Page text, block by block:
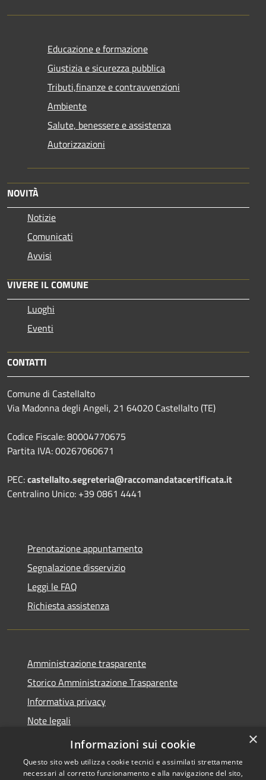
Educazione e formazione
Giustizia e sicurezza pubblica
Tributi,finanze e contravvenzioni
Ambiente
Salute, benessere e assistenza
Autorizzazioni
NOVITÀ
Notizie
Comunicati
Avvisi
VIVERE IL COMUNE
Luoghi
Eventi
CONTATTI
Comune di Castellalto
Via Madonna degli Angeli, 21 64020 Castellalto (TE)
Codice Fiscale: 80004770675
Partita IVA: 00267060671
PEC:castellalto.segreteria@raccomandatacertificata.it
Centralino Unico: +39 0861 4441
Prenotazione appuntamento
Segnalazione disservizio
Leggi le FAQ
Richiesta assistenza
Amministrazione trasparente
Storico Amministrazione Trasparente
Informativa privacy
Note legali
Dichiarazione di accessibilità
×
Informazioni sui cookie
Questo sito web utilizza cookie tecnici e assimilati strettamente
necessari al corretto funzionamento e alla navigazione del sito,